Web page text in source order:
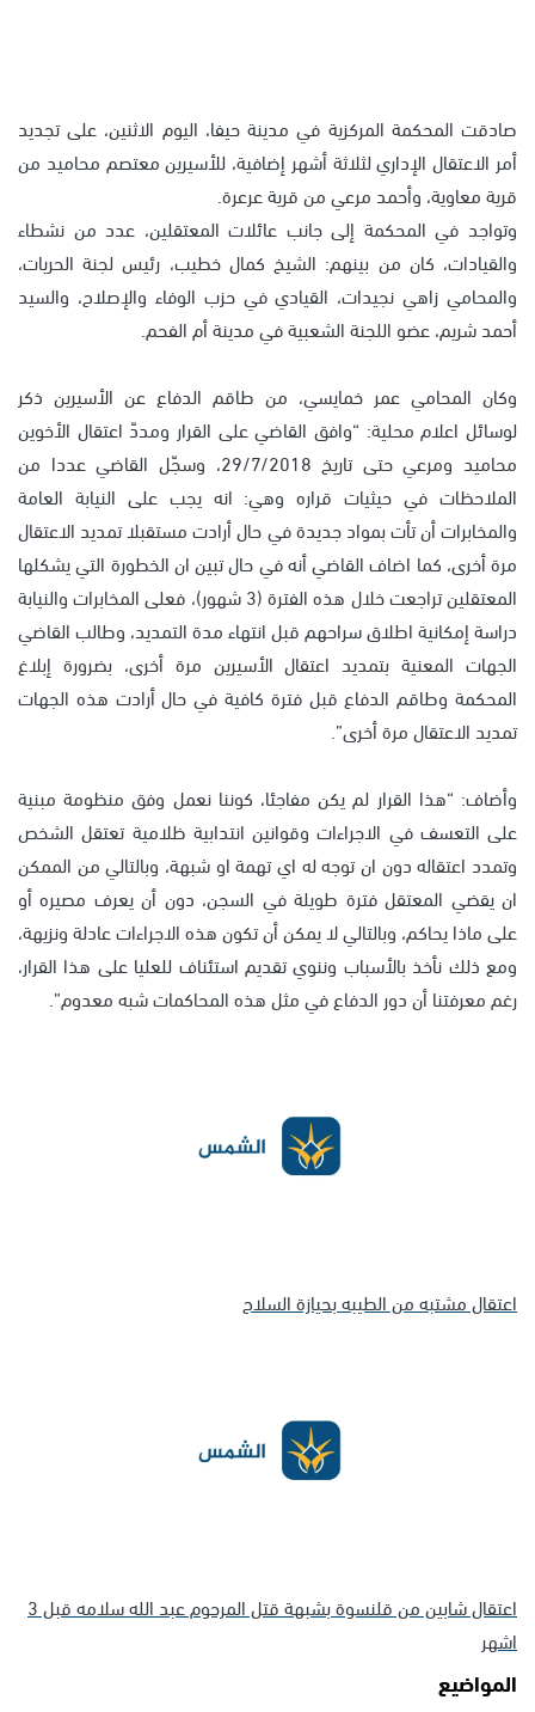
صادقت المحكمة المركزية في مدينة حيفا، اليوم الاثنين، على تجديد
أمر الاعتقال الإداري لثلاثة أشهر إضافية، للأسيرين معتصم محاميد من
قرية معاوية، وأحمد مرعي من قرية عرعرة.
وتواجد في المحكمة إلى جانب عائلات المعتقلين، عدد من نشطاء
والقيادات، كان من بينهم: الشيخ كمال خطيب، رئيس لجنة الحريات،
والمحامي زاهي نجيدات، القيادي في حزب الوفاء والإصلاح، والسيد
أحمد شريم، عضو اللجنة الشعبية في مدينة أم الفحم.
وكان المحامي عمر خمايسي، من طاقم الدفاع عن الأسيرين ذكر
لوسائل اعلام محلية: “وافق القاضي على القرار ومددّ اعتقال الأخوين
محاميد ومرعي حتى تاريخ 29/7/2018، وسجّل القاضي عددا من
الملاحظات في حيثيات قراره وهي: انه يجب على النيابة العامة
والمخابرات أن تأت بمواد جديدة في حال أرادت مستقبلا تمديد الاعتقال
مرة أخرى، كما اضاف القاضي أنه في حال تبين ان الخطورة التي يشكلها
المعتقلين تراجعت خلال هذه الفترة (3 شهور)، فعلى المخابرات والنيابة
دراسة إمكانية اطلاق سراحهم قبل انتهاء مدة التمديد، وطالب القاضي
الجهات المعنية بتمديد اعتقال الأسيرين مرة أخرى، بضرورة إبلاغ
المحكمة وطاقم الدفاع قبل فترة كافية في حال أرادت هذه الجهات
تمديد الاعتقال مرة أخرى”.
وأضاف: “هذا القرار لم يكن مفاجئا، كوننا نعمل وفق منظومة مبنية
على التعسف في الاجراءات وقوانين انتدابية ظلامية تعتقل الشخص
وتمدد اعتقاله دون ان توجه له اي تهمة او شبهة، وبالتالي من الممكن
ان يقضي المعتقل فترة طويلة في السجن، دون أن يعرف مصيره أو
على ماذا يحاكم، وبالتالي لا يمكن أن تكون هذه الاجراءات عادلة ونزيهة،
ومع ذلك نأخذ بالأسباب وننوي تقديم استئناف للعليا على هذا القرار،
رغم معرفتنا أن دور الدفاع في مثل هذه المحاكمات شبه معدوم”.
اعتقال مشتبه من الطيبه بحيازة السلاح
اعتقال شابين من قلنسوة بشبهة قتل المرحوم عبد الله سلامه قبل 3
اشهر
المواضيع